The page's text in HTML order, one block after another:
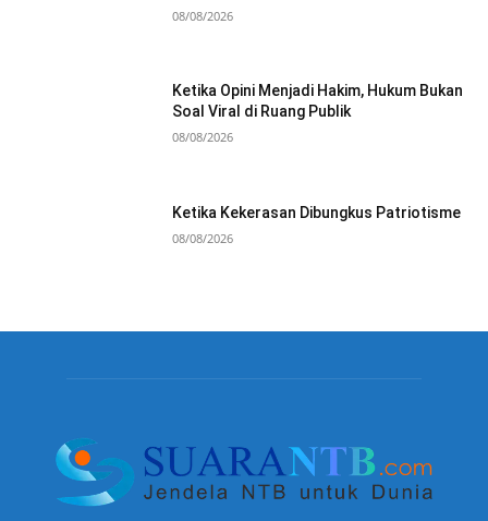
08/08/2026
Ketika Opini Menjadi Hakim, Hukum Bukan
Soal Viral di Ruang Publik
08/08/2026
Ketika Kekerasan Dibungkus Patriotisme
08/08/2026